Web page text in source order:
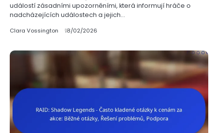
událostí zásadními upozorněními, která informují hráče o
nadcházejících událostech a jejich…
Clara Vossington 18/02/2026